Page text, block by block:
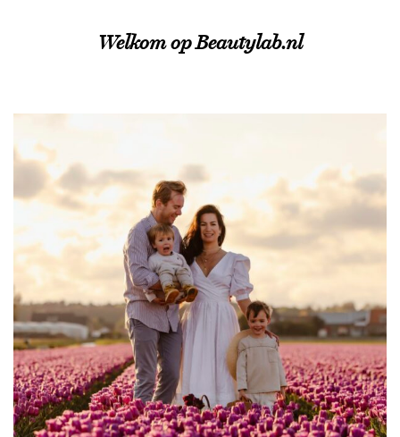
Welkom op Beautylab.nl